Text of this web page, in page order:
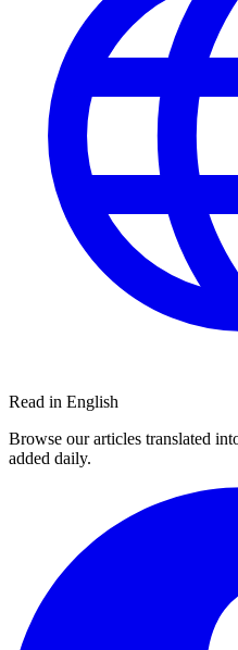
Read in English
Browse our articles translated
added daily.